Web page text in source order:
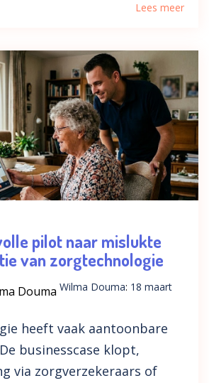
Lees meer
pilot naar mislukte
van zorgtechnologie
Wilma Douma: 18 maart
heeft vaak aantoonbare
businesscase klopt,
via zorgverzekeraars of